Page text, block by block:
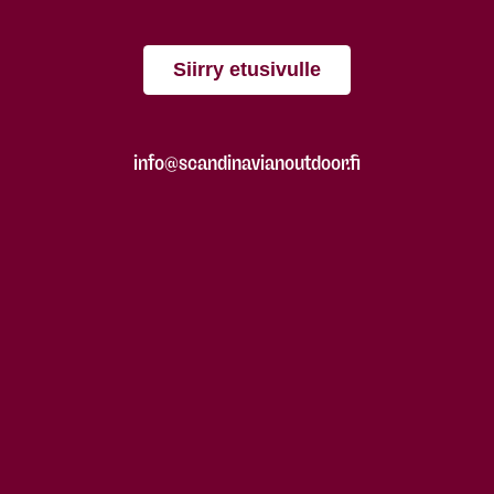
Siirry etusivulle
info@scandinavianoutdoor.fi